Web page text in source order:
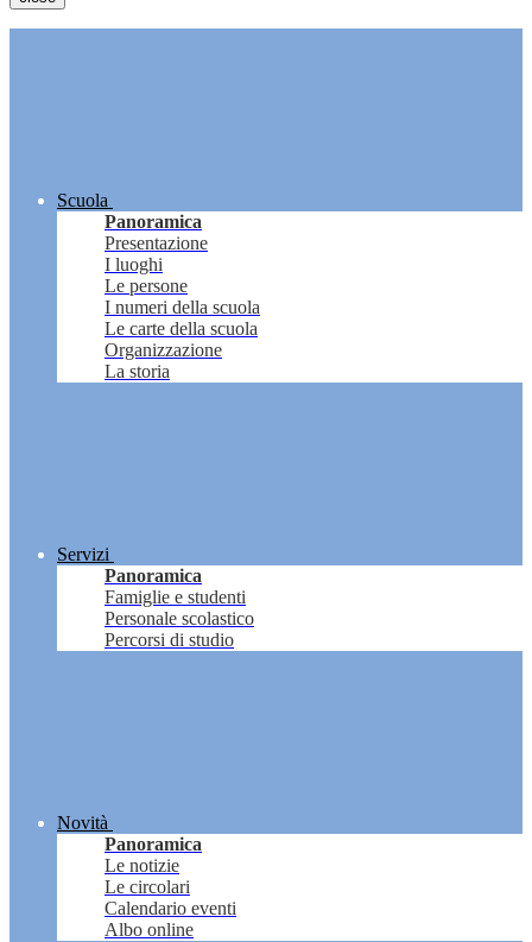
Scuola
Panoramica
Presentazione
I luoghi
Le persone
I numeri della scuola
Le carte della scuola
Organizzazione
La storia
Servizi
Panoramica
Famiglie e studenti
Personale scolastico
Percorsi di studio
Novità
Panoramica
Le notizie
Le circolari
Calendario eventi
Albo online